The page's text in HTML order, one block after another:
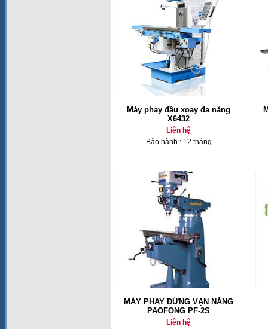
Máy phay đầu xoay đa năng
X6432
Liên hệ
Bảo hành : 12 tháng
MÁY PHAY ĐỨNG VẠN NĂNG
PAOFONG PF-2S
Liên hệ